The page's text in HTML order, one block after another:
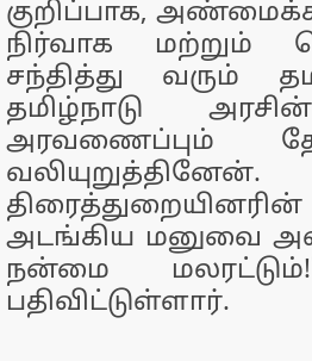
குறிப்பாக,
நிர்வாக மற்றும்
சந்தித்து வரும்
தமிழ்நாடு
அரவணைப்பும்
அடங்கிய மனுவை
நன்மை
பதிவிட்டுள்ளார்.